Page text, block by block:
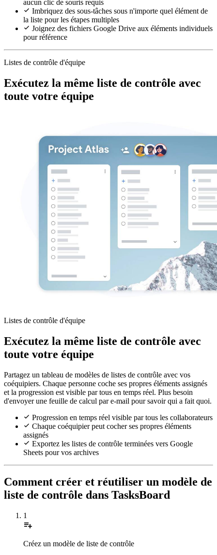
aucun clic de souris requis
Imbriquez des sous-tâches sous n'importe quel élément de
la liste pour les étapes multiples
Joignez des fichiers Google Drive aux éléments individuels
pour référence
Listes de contrôle d'équipe
Exécutez la même liste de contrôle avec
toute votre équipe
Listes de contrôle d'équipe
Exécutez la même liste de contrôle avec
toute votre équipe
Partagez un tableau de modèles de listes de contrôle avec vos
coéquipiers. Chaque personne coche ses propres éléments assignés
et la progression est visible par tous en temps réel. Plus besoin
d'envoyer une feuille de calcul par e-mail pour savoir qui a fait quoi.
Progression en temps réel visible par tous les collaborateurs
Chaque coéquipier peut cocher ses propres éléments
assignés
Exportez les listes de contrôle terminées vers Google
Sheets pour vos archives
Comment créer et réutiliser un modèle de
liste de contrôle dans TasksBoard
1
playlist_add
Créez un modèle de liste de contrôle